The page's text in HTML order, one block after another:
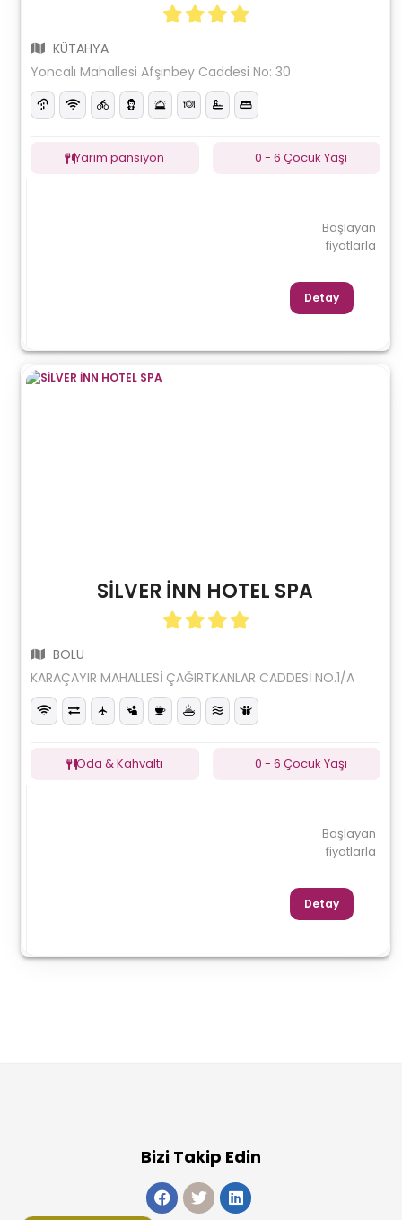
KÜTAHYA
Yoncalı Mahallesi Afşinbey Caddesi No: 30
Yarım pansiyon 0 - 6 Çocuk Yaşı
Başlayan
fiyatlarla
Detay
SİLVER İNN HOTEL SPA
BOLU
KARAÇAYIR MAHALLESİ ÇAĞIRTKANLAR CADDESİ NO.1/A
Oda & Kahvaltı 0 - 6 Çocuk Yaşı
Başlayan
fiyatlarla
Detay
Bizi Takip Edin